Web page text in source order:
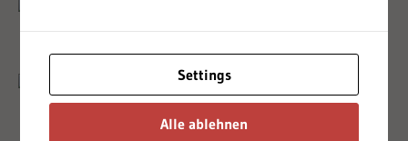
Settings
Alle ablehnen